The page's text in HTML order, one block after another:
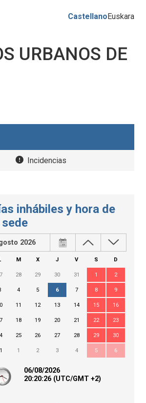
CastellanoEuskara
URBANOS DE
Incidencias
inhábiles y hora de
sede
2026
M X J V S D
28 29 30 31 1 2
4 5 6 7 8 9
11 12 13 14 15 16
18 19 20 21 22 23
25 26 27 28 29 30
1 2 3 4 5 6
06/08/2026
20:20:26 (UTC/GMT +2)